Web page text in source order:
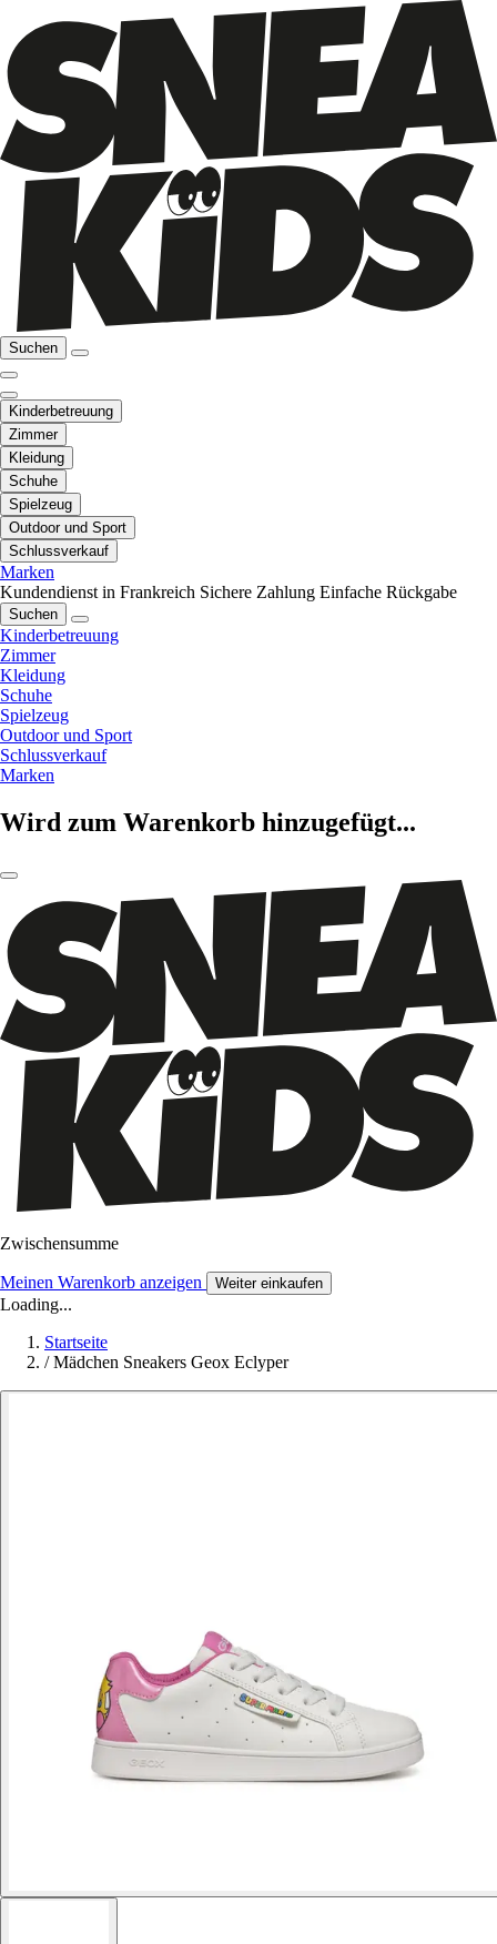
Suchen
Kinderbetreuung
Zimmer
Kleidung
Schuhe
Spielzeug
Outdoor und Sport
Schlussverkauf
Marken
Kundendienst in Frankreich Sichere Zahlung Einfache Rückgabe
Suchen
Kinderbetreuung
Zimmer
Kleidung
Schuhe
Spielzeug
Outdoor und Sport
Schlussverkauf
Marken
Wird zum Warenkorb hinzugefügt...
Zwischensumme
Meinen Warenkorb anzeigen Weiter einkaufen
Loading...
Startseite
/ Mädchen Sneakers Geox Eclyper